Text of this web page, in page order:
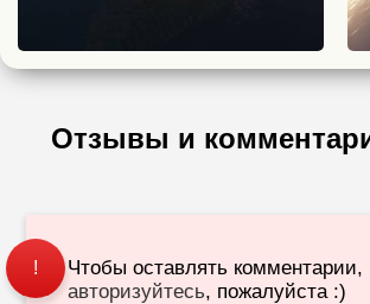
Отзывы и
!
Чтобы оставлять комментарии,
авторизуйтесь, пожалуйста :)